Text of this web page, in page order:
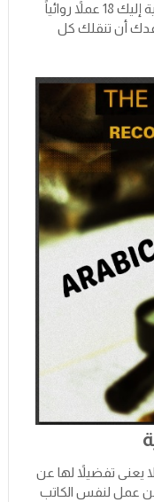
اللغة العربية)، وبمناسبة يوم اللغة العربية إليك 18 عملاً روائياً
أن تنقلك كل
يعنى تفضيلاً لها عن
من عمل لنفس الكاتب